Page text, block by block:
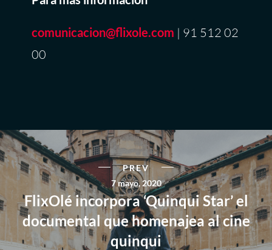
comunicacion@flixole.com | 91 512 02
00
PREV
7 mayo, 2020
FlixOlé incorpora ‘Quinqui Star’ el
documental que homenajea al cine
quinqui